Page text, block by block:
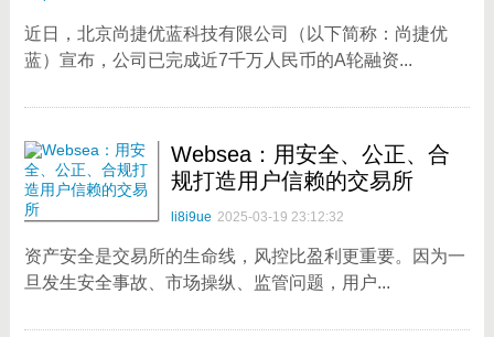
近日，北京尚捷优蓝科技有限公司（以下简称：尚捷优
蓝）宣布，公司已完成近7千万人民币的A轮融资...
Websea：用安全、公正、合
规打造用户信赖的交易所
li8i9ue 2025-03-19 23:12:32
资产安全是交易所的生命线，风控比盈利更重要。因为一
旦发生安全事故、市场操纵、监管问题，用户...